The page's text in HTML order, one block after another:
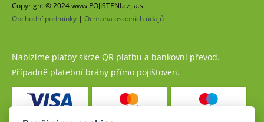
Copyright © 2024 www.POJISTENI.cz, a.s.
Obchodní podmínky | Ochrana osobních údajů
Nabízíme platby skrze QR platbu a bankovní převod.
Případně platební brány přímo pojišťoven.